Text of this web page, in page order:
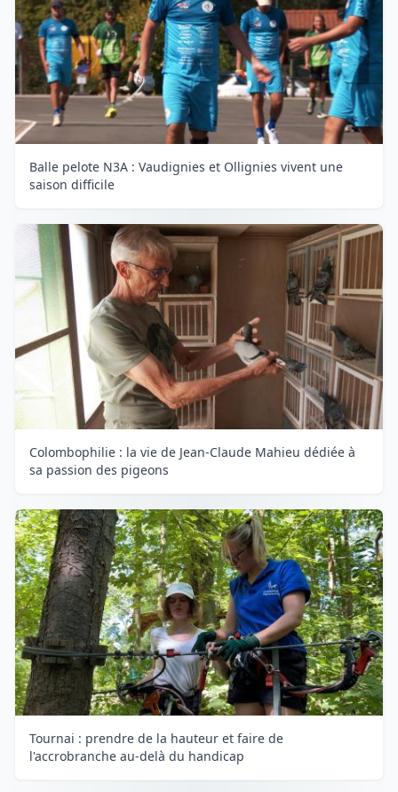
Balle pelote N3A : Vaudignies et Ollignies vivent une
saison difficile
Colombophilie : la vie de Jean-Claude Mahieu dédiée à
sa passion des pigeons
Tournai : prendre de la hauteur et faire de
l'accrobranche au-delà du handicap